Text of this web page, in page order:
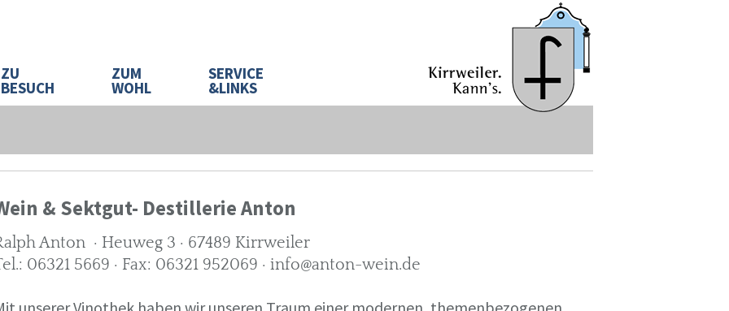
ZU
BESUCH
ZUM
WOHL
SERVICE
&LINKS
& Sektgut- Destillerie Anton
Anton · Heuweg 3 · 67489 Kirrweiler
06321 5669 · Fax: 06321 952069 · info@anton-wein.de